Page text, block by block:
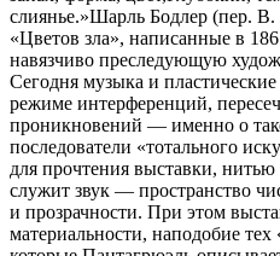
слиянье.»Шарль Бодлер (пер.
«Цветов зла», написанные в
навязчиво преследующую
Сегодня музыка и
режиме интерференций,
проникновений — именно о
последователи «тотального
для прочтения выставки,
служит звук — пространство
и прозрачности. При этом
материальности, наподобие